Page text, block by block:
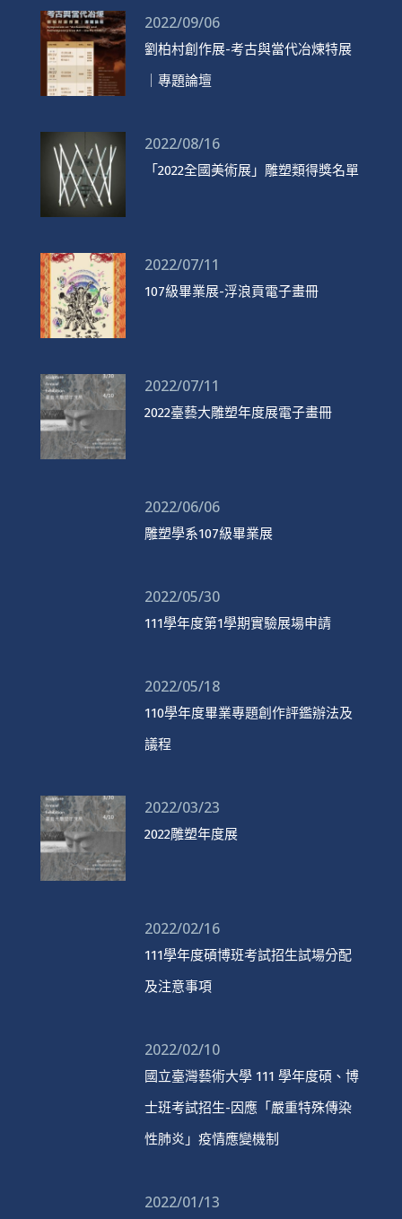
2022/09/06
劉柏村創作展-考古與當代冶煉特展
｜專題論壇
2022/08/16
「2022全國美術展」雕塑類得獎名單
2022/07/11
107級畢業展-浮浪貢電子畫冊
2022/07/11
2022臺藝大雕塑年度展電子畫冊
2022/06/06
雕塑學系107級畢業展
2022/05/30
111學年度第1學期實驗展場申請
2022/05/18
110學年度畢業專題創作評鑑辦法及
議程
2022/03/23
2022雕塑年度展
2022/02/16
111學年度碩博班考試招生試場分配
及注意事項
2022/02/10
國立臺灣藝術大學 111 學年度碩、博
士班考試招生-因應「嚴重特殊傳染
性肺炎」疫情應變機制
2022/01/13